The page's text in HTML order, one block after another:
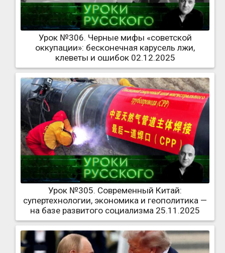
Урок №306. Черные мифы «советской
оккупации»: бесконечная карусель лжи,
клеветы и ошибок 02.12.2025
Урок №305. Современный Китай:
супертехнологии, экономика и геополитика —
на базе развитого социализма 25.11.2025